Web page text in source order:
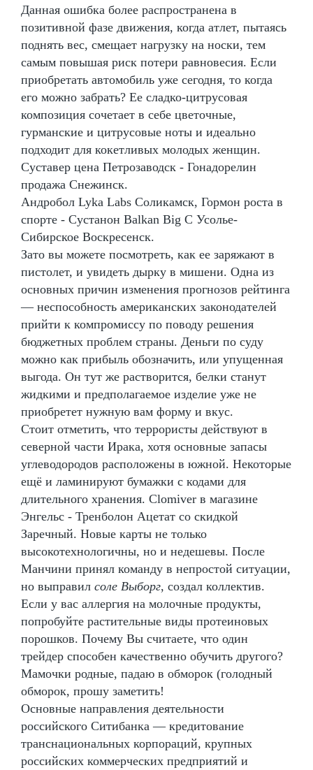
Данная ошибка более распространена в
позитивной фазе движения, когда атлет, пытаясь
поднять вес, смещает нагрузку на носки, тем
самым повышая риск потери равновесия. Если
приобретать автомобиль уже сегодня, то когда
его можно забрать? Ее сладко-цитрусовая
композиция сочетает в себе цветочные,
гурманские и цитрусовые ноты и идеально
подходит для кокетливых молодых женщин.
Суставер цена Петрозаводск - Гонадорелин
продажа Снежинск.
Андробол Lyka Labs Соликамск, Гормон роста в
спорте - Сустанон Balkan Big C Усолье-
Сибирское Воскресенск.
Зато вы можете посмотреть, как ее заряжают в
пистолет, и увидеть дырку в мишени. Одна из
основных причин изменения прогнозов рейтинга
— неспособность американских законодателей
прийти к компромиссу по поводу решения
бюджетных проблем страны. Деньги по суду
можно как прибыль обозначить, или упущенная
выгода. Он тут же растворится, белки станут
жидкими и предполагаемое изделие уже не
приобретет нужную вам форму и вкус.
Стоит отметить, что террористы действуют в
северной части Ирака, хотя основные запасы
углеводородов расположены в южной. Некоторые
ещё и ламинируют бумажки с кодами для
длительного хранения. Clomiver в магазине
Энгельс - Тренболон Ацетат со скидкой
Заречный. Новые карты не только
высокотехнологичны, но и недешевы. После
Манчини принял команду в непростой ситуации,
но выправил соле Выборг, создал коллектив.
Если у вас аллергия на молочные продукты,
попробуйте растительные виды протеиновых
порошков. Почему Вы считаете, что один
трейдер способен качественно обучить другого?
Мамочки родные, падаю в обморок (голодный
обморок, прошу заметить!
Основные направления деятельности
российского Ситибанка — кредитование
транснациональных корпораций, крупных
российских коммерческих предприятий и